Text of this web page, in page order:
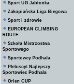
Sport UG Jabłonka
Zakopiańska Liga Biegowa
Sport i zdrowie
EUROPEAN CLIMBING
ROUTE
Szkoła Mistrzostwa
Sportowego
Sportowcy Podhala
Plebiscyt Najlepszy
Sportowiec Podhala
Orlen CUP